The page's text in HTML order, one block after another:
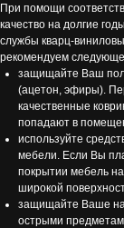
При помощи
качество на долгие
службы кварц-
рекомендуем
защищайте Ваш пол
(ацетон, эфиры).
качественные
попадают в
используйте
мебели. Если Вы
покрытии мебель
широкой
защищайте Ваше
острыми